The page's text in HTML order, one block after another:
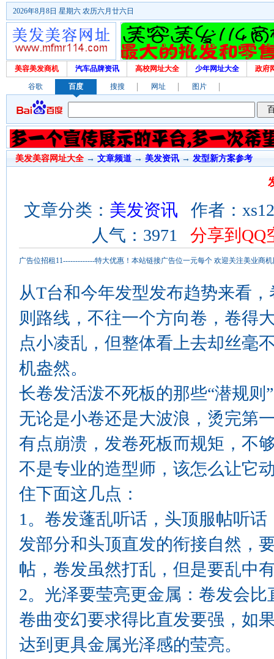
2026年8月8日 星期六 农历六月廿六日
美容美发商机 汽车品牌资讯 高校网址大全 少年网址大全 政府
谷歌 百度 搜搜 网址 图片
美发美容网址大全 → 文章频道→ 美发资讯 → 发型新方案参考
文章分类： 美发资讯 作者：
人气：3971 分享到QQ
广告位招租11-------------特大优惠！本站链接广告位一元每个 欢迎关注美业商
从T台和今年发型发布趋势来看
则路线，不往一个方向卷，卷得
点小凌乱，但整体看上去却丝毫
机盎然。
长卷发活泼不死板的那些“潜规则”
无论是小卷还是大波浪，烫完第
有点崩溃，发卷死板而规矩，不
不是专业的造型师，该怎么让它
住下面这几点：
1。卷发蓬乱听话，头顶服帖听
发部分和头顶直发的衔接自然，
帖，卷发虽然打乱，但是要乱中
2。光泽要莹亮更金属：卷发会
卷曲变幻要求得比直发要强，如
达到更具金属光泽感的莹亮。